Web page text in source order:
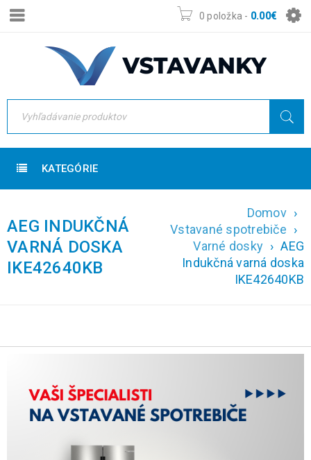
0 položka - 0.00€
KATEGÓRIE
AEG INDUKČNÁ
VARNÁ DOSKA
IKE42640KB
Domov ›
Vstavané spotrebiče ›
Varné dosky › AEG
Indukčná varná doska
IKE42640KB